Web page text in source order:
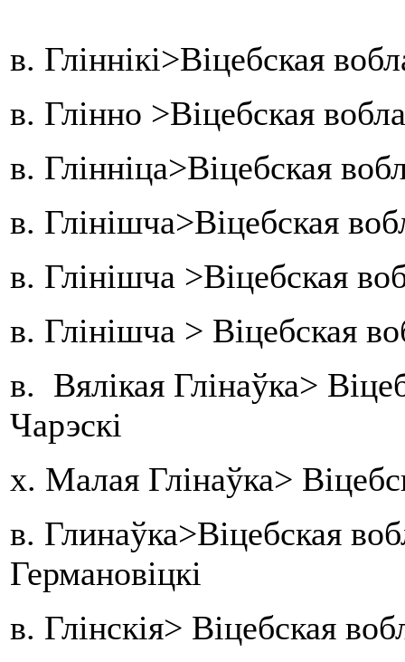
в. Гліннікі>Віцебская
в. Глінно >Віцебская
в. Глінніца>Віцебская
в. Глінішча>Віцебская
в. Глінішча >Віцебская
в. Глінішча > Віцебская
в. Вялікая Глінаўка>
Чарэскі
х. Малая Глінаўка>
в. Глинаўка>Віцебская
Германовіцкі
в. Глінскія> Віцебская